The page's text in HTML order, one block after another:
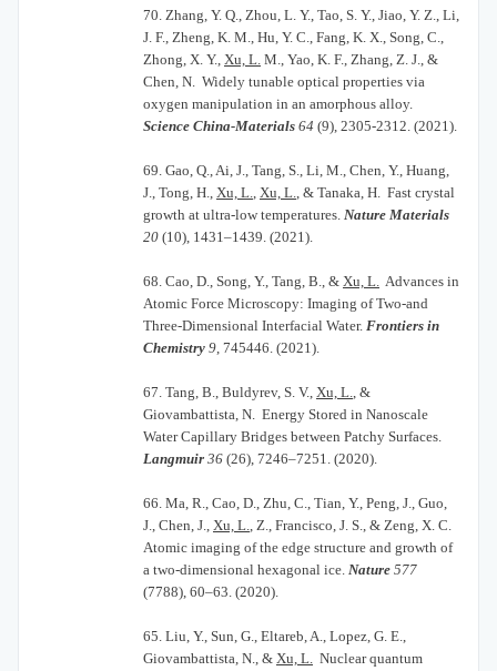
70. Zhang, Y. Q., Zhou, L. Y., Tao, S. Y., Jiao, Y. Z., Li,
J. F., Zheng, K. M., Hu, Y. C., Fang, K. X., Song, C.,
Zhong, X. Y., Xu, L. M., Yao, K. F., Zhang, Z. J., &
Chen, N. Widely tunable optical properties via
oxygen manipulation in an amorphous alloy.
Science China-Materials 64 (9), 2305-2312. (2021).
69. Gao, Q., Ai, J., Tang, S., Li, M., Chen, Y., Huang,
J., Tong, H., Xu, L., Xu, L., & Tanaka, H. Fast crystal
growth at ultra-low temperatures. Nature Materials
20 (10), 1431–1439. (2021).
68. Cao, D., Song, Y., Tang, B., & Xu, L. Advances in
Atomic Force Microscopy: Imaging of Two-and
Three-Dimensional Interfacial Water. Frontiers in
Chemistry 9, 745446. (2021).
67. Tang, B., Buldyrev, S. V., Xu, L., &
Giovambattista, N. Energy Stored in Nanoscale
Water Capillary Bridges between Patchy Surfaces.
Langmuir 36 (26), 7246–7251. (2020).
66. Ma, R., Cao, D., Zhu, C., Tian, Y., Peng, J., Guo,
J., Chen, J., Xu, L., Z., Francisco, J. S., & Zeng, X. C.
Atomic imaging of the edge structure and growth of
a two-dimensional hexagonal ice. Nature 577
(7788), 60–63. (2020).
65. Liu, Y., Sun, G., Eltareb, A., Lopez, G. E.,
Giovambattista, N., & Xu, L. Nuclear quantum